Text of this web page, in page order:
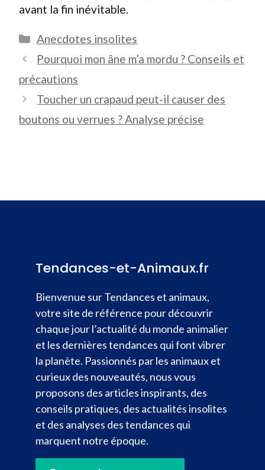
avant la fin inévitable.
Catégories
Anecdotes insolites
Pourquoi mon âne m’a mordu ? Conseils et
précautions
Toucher un crapaud peut-il causer des
boutons ou verrues ? Analyse précise
Tendances-et-Animaux.fr
Bienvenue sur Tendances et animaux,
votre site de référence pour découvrir
chaque jour l’actualité du monde animalier
et les dernières tendances qui font vibrer
la planète. Passionnés par les animaux et
curieux des nouveautés, nous vous
proposons des articles inspirants, des
conseils pratiques, des actualités insolites
et des analyses des tendances qui
marquent notre époque.